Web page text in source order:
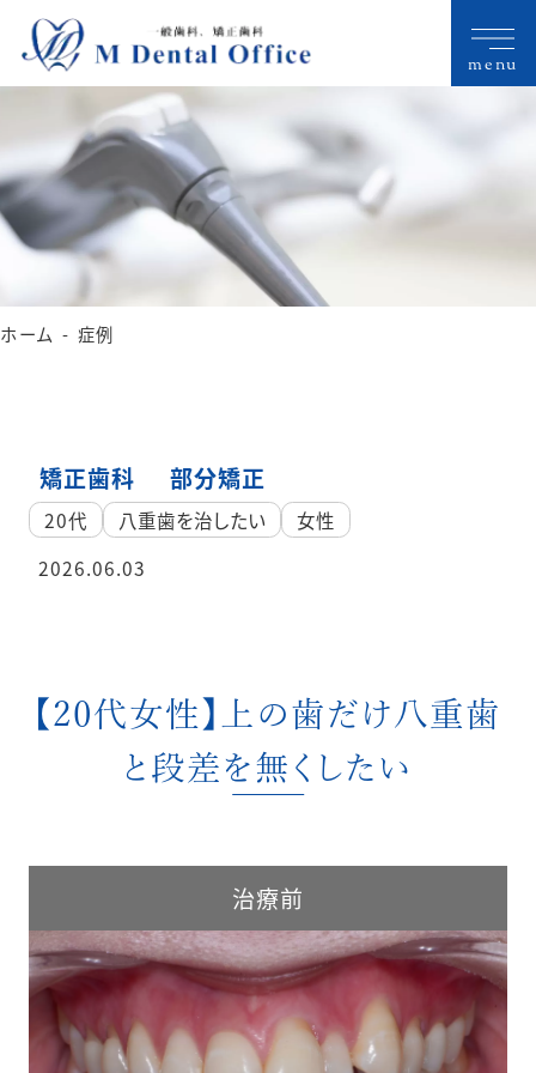
ホーム 症例
矯正歯科 部分矯正
20代 八重歯を治したい
女性
2026.06.03
【20代女性】上の歯だけ八重歯
と段差を無くしたい
治療前
menu